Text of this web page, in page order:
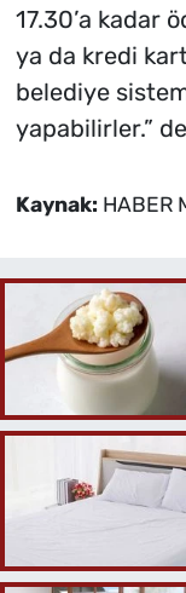
17.30’a kadar
ya da kredi
belediye
yapabilirler.”
Kaynak: HABER